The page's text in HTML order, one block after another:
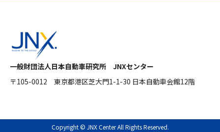
一般財団法人日本自動車研究所 JNXセンター
〒105-0012 東京都港区芝大門1-1-30 日本自動車会館12階
Copyright © JNX Center All Rights Reserved.